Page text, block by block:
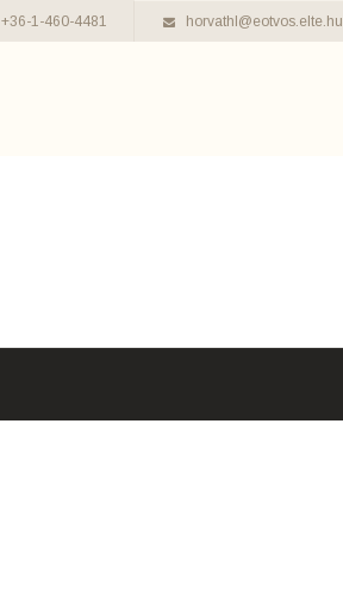
+36-1-460-4481 horvathl@eotvos.elte.hu